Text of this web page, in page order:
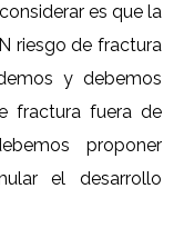
es que la
riesgo de fractura
y debemos
fractura fuera de
proponer
el desarrollo